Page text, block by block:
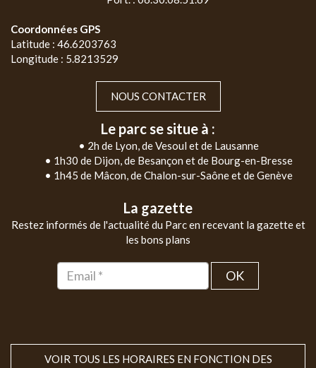
Coordonnées GPS
Latitude : 46.6203763
Longitude : 5.8213529
NOUS CONTACTER
Le parc se situe à :
• 2h de Lyon, de Vesoul et de Lausanne
• 1h30 de Dijon, de Besançon et de Bourg-en-Bresse
• 1h45 de Mâcon, de Chalon-sur-Saône et de Genève
La gazette
Restez informés de l'actualité du Parc en recevant la gazette et
les bons plans
OK
VOIR TOUS LES HORAIRES EN FONCTION DES